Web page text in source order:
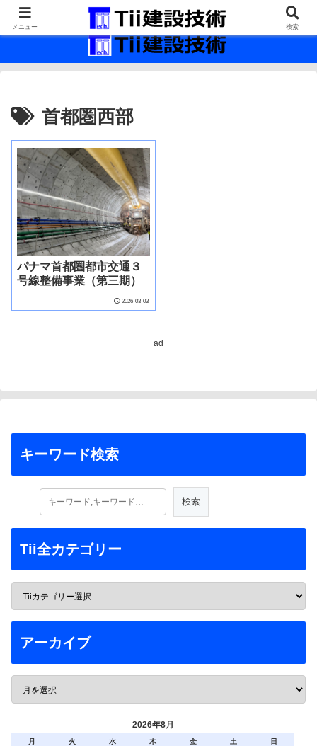
最新の建設技術の情報インフラ。
首都圏西部
パナマ首都圏都市交通３
号線整備事業（第三期）
2026-03-03
ad
キーワード検索
Tii全カテゴリー
アーカイブ
2026年8月
月 火 水 木 金 土
日
メニュー 検索